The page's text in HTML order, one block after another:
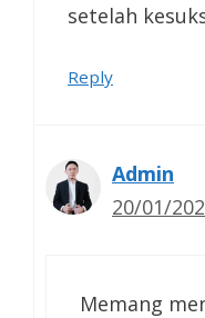
setelah
Reply
Admin
20/01/
Memang